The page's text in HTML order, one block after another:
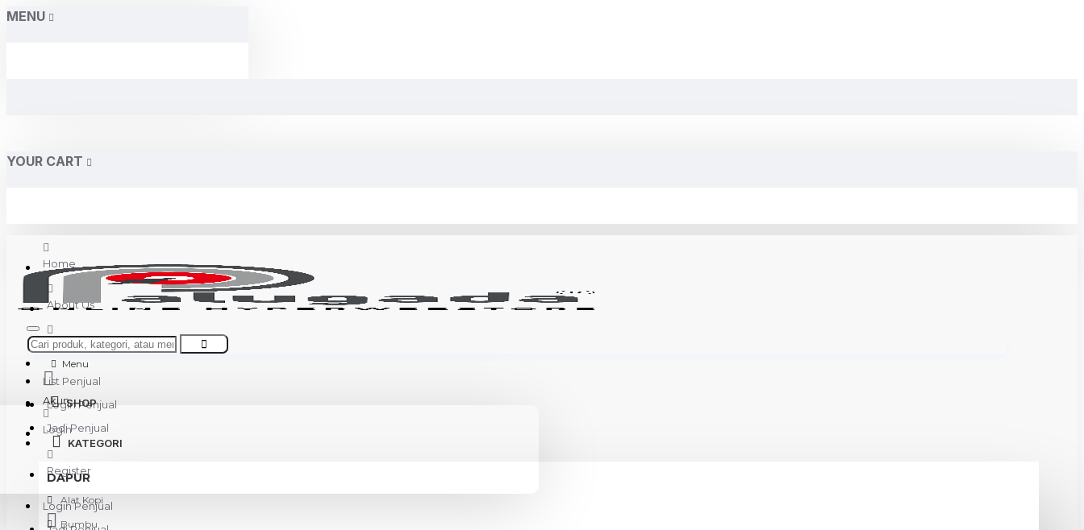
MENU
YOUR CART
Home
About Us
Contact
List Penjual
Login Penjual
Jadi Penjual
Akun
Menu
SHOP
KATEGORI
DAPUR
Alat Kopi
Bumbu
Login
Register
Login Penjual